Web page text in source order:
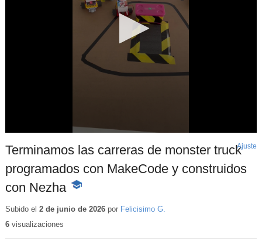
Terminamos las carreras de monster truck
programados con MakeCode y construidos
con Nezha -
educativo
Ajuste
Subido el 2 de junio de 2026por Felicisimo G.
6visualizaciones